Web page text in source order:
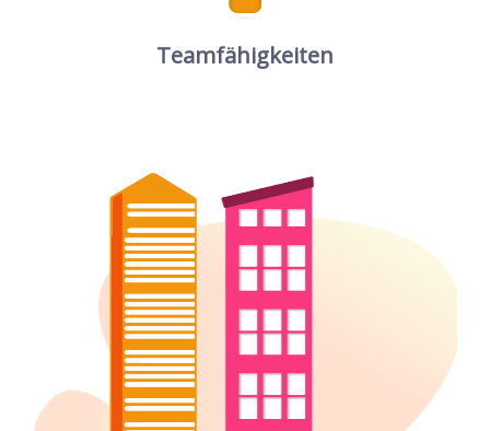
Teamfähigkeiten